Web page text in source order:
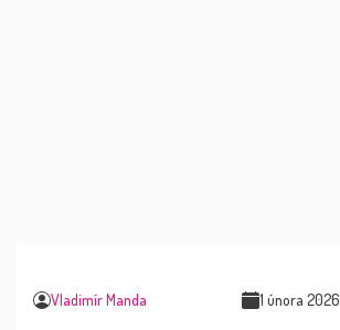
Vladimír Manda 1 února 2026